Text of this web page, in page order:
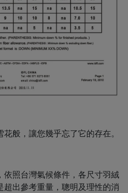
般，讓您幾乎忘了它的存在。
依照台灣氣候條件，各尺寸羽絨
超出參考重量，聰明及理性的消